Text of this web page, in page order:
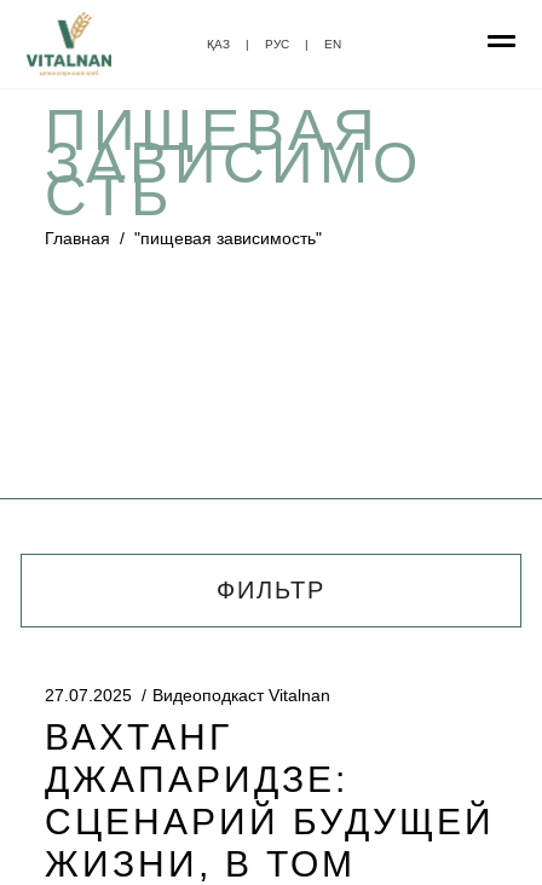
ҚАЗ | РУС | EN
ПИЩЕВАЯ
ЗАВИСИМО
СТЬ
Главная / "пищевая зависимость"
ФИЛЬТР
27.07.2025 Видеоподкаст Vitalnan
ВАХТАНГ
ДЖАПАРИДЗЕ:
СЦЕНАРИЙ БУДУЩЕЙ
ЖИЗНИ, В ТОМ